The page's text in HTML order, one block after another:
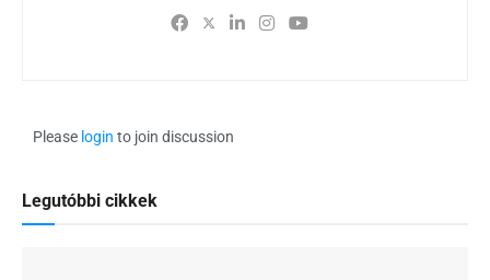
Please login to join discussion
Legutóbbi cikkek